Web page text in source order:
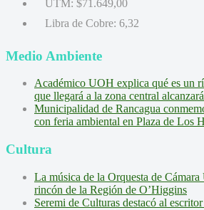
UTM: $71.649,00
Libra de Cobre: 6,32
Medio Ambiente
Académico UOH explica qué es un
que llegará a la zona central
Municipalidad de Rancagua
con feria ambiental en Plaza de Los
Cultura
La música de la Orquesta de
rincón de la Región de O’Higgins
Seremi de Culturas destacó al